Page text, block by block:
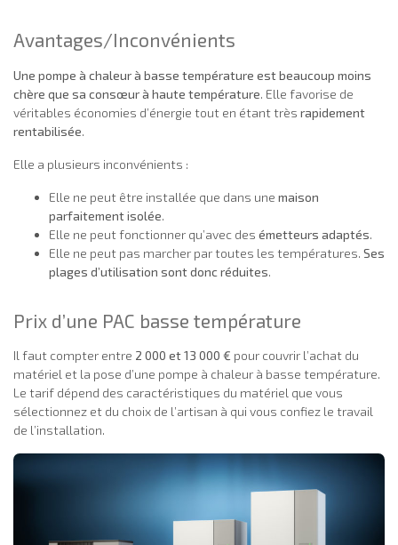
Avantages/Inconvénients
Une pompe à chaleur à basse température est beaucoup moins
chère que sa consœur à haute température. Elle favorise de
véritables économies d’énergie tout en étant très rapidement
rentabilisée.
Elle a plusieurs inconvénients :
Elle ne peut être installée que dans une maison
parfaitement isolée.
Elle ne peut fonctionner qu’avec des émetteurs adaptés.
Elle ne peut pas marcher par toutes les températures. Ses
plages d’utilisation sont donc réduites.
Prix d’une PAC basse température
Il faut compter entre 2 000 et 13 000 € pour couvrir l’achat du
matériel et la pose d’une pompe à chaleur à basse température.
Le tarif dépend des caractéristiques du matériel que vous
sélectionnez et du choix de l’artisan à qui vous confiez le travail
de l’installation.